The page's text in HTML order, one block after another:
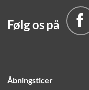
Følg os på
Åbningstider